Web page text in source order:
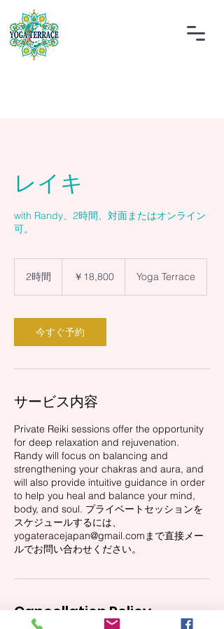
レイキ
with Randy、2時間、対面またはオンライン
可。
2時間 ￥18,800 Yoga Terrace
今すぐ予約
サービス内容
Private Reiki sessions offer the opportunity
for deep relaxation and rejuvenation.
Randy will focus on balancing and
strengthening your chakras and aura, and
will also provide intuitive guidance in order
to help you heal and balance your mind,
body, and soul. プライベートセッションを
スケジュールするには、
yogateracejapan@gmail.comまで直接メー
ルでお問い合わせください。
Cancellation Policy